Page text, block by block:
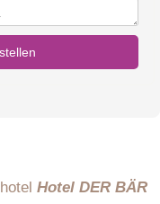
Hotel DER BÄR